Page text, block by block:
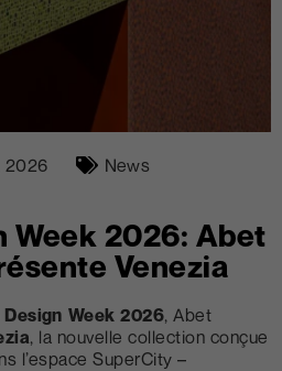
2026 News
Week 2026: Abet
Venezia
Design Week 2026, Abet
, la nouvelle collection conçue
l’espace SuperCity –